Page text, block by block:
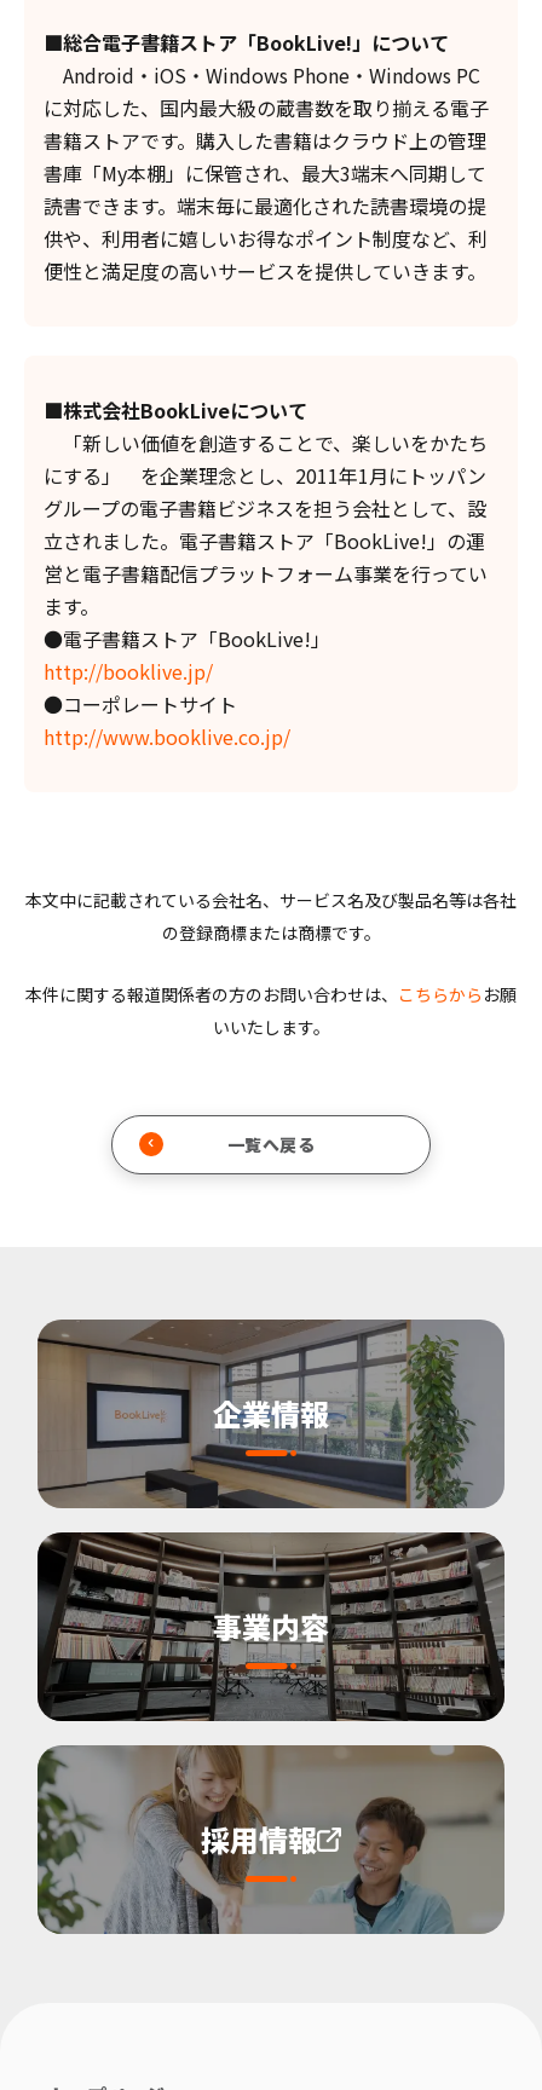
■総合電子書籍ストア「BookLive!」について
Android・iOS・Windows Phone・Windows PC
に対応した、国内最大級の蔵書数を取り揃える電子
書籍ストアです。購入した書籍はクラウド上の管理
書庫「My本棚」に保管され、最大3端末へ同期して
読書できます。端末毎に最適化された読書環境の提
供や、利用者に嬉しいお得なポイント制度など、利
便性と満足度の高いサービスを提供していきます。
■株式会社BookLiveについて
「新しい価値を創造することで、楽しいをかたち
にする」 を企業理念とし、2011年1月にトッパン
グループの電子書籍ビジネスを担う会社として、設
立されました。電子書籍ストア「BookLive!」の運
営と電子書籍配信プラットフォーム事業を行ってい
ます。
●電子書籍ストア「BookLive!」
http://booklive.jp/
●コーポレートサイト
http://www.booklive.co.jp/
本文中に記載されている会社名、サービス名及び製品名等は各社
の登録商標または商標です。
本件に関する報道関係者の方のお問い合わせは、 こちらから お願
いいたします。
一覧へ戻る
企業情報
事業内容
採用情報